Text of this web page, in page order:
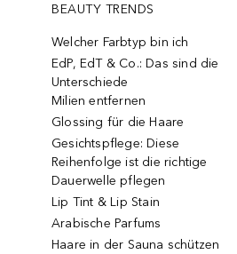
BEAUTY TRENDS
Welcher Farbtyp bin ich
EdP, EdT & Co.: Das sind die
Unterschiede
Milien entfernen
Glossing für die Haare
Gesichtspflege: Diese
Reihenfolge ist die richtige
Dauerwelle pflegen
Lip Tint & Lip Stain
Arabische Parfums
Haare in der Sauna schützen